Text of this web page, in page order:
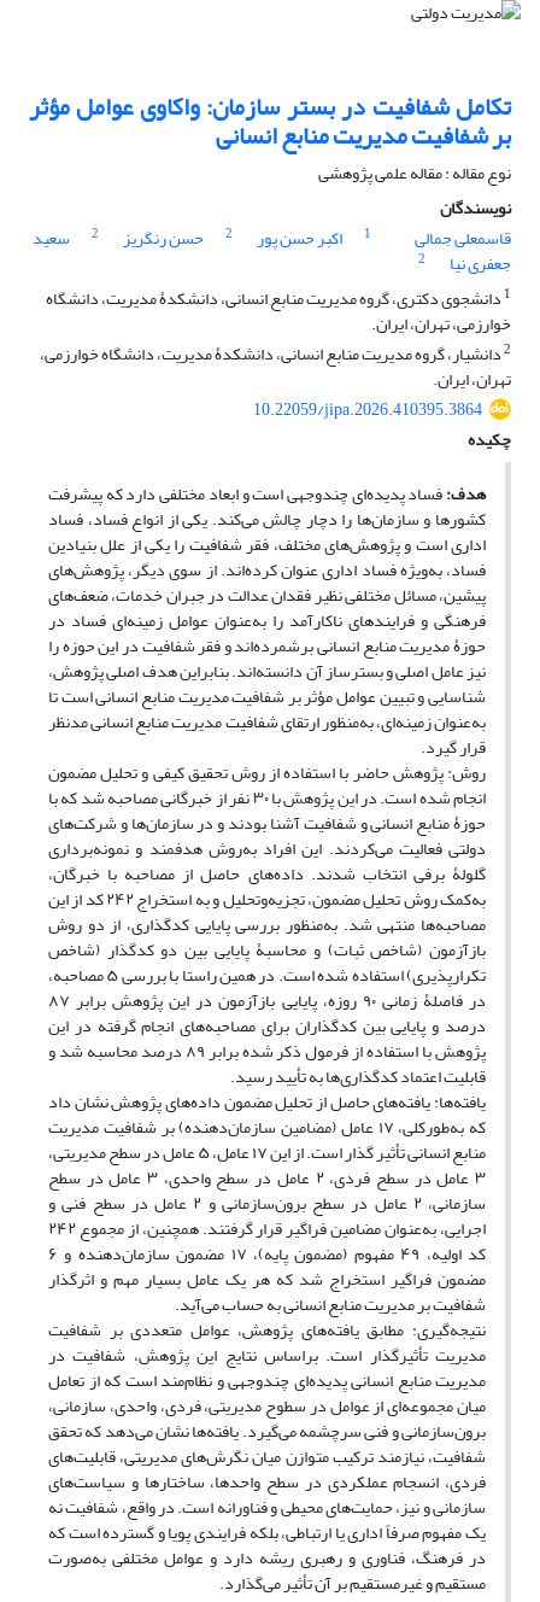
تکامل شفافیت در بستر سازمان: واکاوی عوامل مؤثر
بر شفافیت مدیریت منابع انسانی
نوع مقاله : مقاله علمی پژوهشی
نویسندگان
قاسمعلی جمالی
1 اکبر حسن پور 2 حسن رنگریز 2 سعید
جعفری نیا
2
1 دانشجوی دکتری، گروه مدیریت منابع انسانی، دانشکدۀ مدیریت، دانشگاه
خوارزمی، تهران، ایران.
2دانشیار، گروه مدیریت منابع انسانی، دانشکدۀ مدیریت، دانشگاه خوارزمی،
تهران، ایران.
10.22059/jipa.2026.410395.3864
چکیده
هدف:فساد پدیده‌ای چندوجهی است و ابعاد مختلفی دارد که پیشرفت
کشورها و سازمان‌ها را دچار چالش می‌کند. یکی از انواع فساد، فساد
اداری است و پژوهش‌های مختلف، فقر شفافیت را یکی از علل بنیادین
فساد، به‌ویژه فساد اداری عنوان کرده‌اند. از سوی دیگر، پژوهش‌های
پیشین، مسائل مختلفی نظیر فقدان عدالت در جبران خدمات، ضعف‌های
فرهنگی و فرایندهای ناکارآمد را به‌عنوان عوامل زمینه‌ای فساد در
حوزۀ مدیریت منابع انسانی برشمرده‌اند و فقر شفافیت در این حوزه را
نیز عامل اصلی و بسترساز آن دانسته‌اند. بنابراین هدف اصلی پژوهش،
شناسایی و تبیین عوامل مؤثر بر شفافیت مدیریت منابع انسانی است تا
به‌عنوان زمینه‌ای، به‌منظور ارتقای شفافیت مدیریت منابع انسانی مدنظر
قرار گیرد.
روش: پژوهش حاضر با استفاده از روش تحقیق کیفی و تحلیل مضمون
انجام شده است. در این پژوهش با ۳۰ نفر از خبرگانی مصاحبه شد که با
حوزۀ منابع انسانی و شفافیت آشنا بودند و در سازمان‌ها و شرکت‌های
دولتی فعالیت می‌کردند. این افراد به‌روش هدفمند و نمونه‌برداری
گلولۀ برفی انتخاب شدند. داده‌های حاصل از مصاحبه با خبرگان،
به‌کمک روش تحلیل مضمون، تجزیه‌وتحلیل و به استخراج ۲۴۲ کد از این
مصاحبه‌ها منتهی شد. به‌منظور بررسی پایایی کدگذاری، از دو روش
بازآزمون (شاخص ثبات) و محاسبۀ پایایی بین دو کدگذار (شاخص
تکرارپذیری) استفاده شده است. در همین راستا با بررسی ۵ مصاحبه،
در فاصلۀ زمانی ۹۰ روزه، پایایی بازآزمون در این پژوهش برابر ۸۷
درصد و پایایی بین کدگذاران برای مصاحبه‌های انجام گرفته در این
پژوهش با استفاده از فرمول ذکر شده برابر ۸۹ درصد محاسبه شد و
قابلیت اعتماد کدگذاری‌ها به تأیید رسید.
یافته‌ها: یافته‌های حاصل از تحلیل مضمون داده‌های پژوهش نشان داد
که به‌طورکلی، ۱۷ عامل (مضامین سازمان‌دهنده) بر شفافیت مدیریت
منابع انسانی تأثیر گذار است. از این ۱۷ عامل، ۵ عامل در سطح مدیریتی،
۳ عامل در سطح فردی، ۲ عامل در سطح واحدی، ۳ عامل در سطح
سازمانی، ۲ عامل در سطح برون‌سازمانی و ۲ عامل در سطح فنی و
اجرایی، به‌عنوان مضامین فراگیر قرار گرفتند. همچنین، از مجموع ۲۴۲
کد اولیه، ۴۹ مفهوم (مضمون پایه)، ۱۷ مضمون سازمان‌دهنده و ۶
مضمون فراگیر استخراج شد که هر یک عامل بسیار مهم و اثرگذار
شفافیت بر مدیریت منابع انسانی به حساب می‌آید.
نتیجه‌گیری: مطابق یافته‌های پژوهش، عوامل متعددی بر شفافیت
مدیریت تأثیرگذار است. براساس نتایج این پژوهش، شفافیت در
مدیریت منابع انسانی پدیده‌ای چندوجهی و نظام‌مند است که از تعامل
میان مجموعه‌ای از عوامل در سطوح مدیریتی، فردی، واحدی، سازمانی،
برون‌سازمانی و فنی سرچشمه می‌گیرد. یافته‌ها نشان می‌دهد که تحقق
شفافیت، نیازمند ترکیب متوازن میان نگرش‌های مدیریتی، قابلیت‌های
فردی، انسجام عملکردی در سطح واحدها، ساختارها و سیاست‌های
سازمانی و نیز، حمایت‌های محیطی و فناورانه است. در واقع، شفافیت نه
یک مفهوم صرفاً اداری یا ارتباطی، بلکه فرایندی پویا و گسترده است که
در فرهنگ، فناوری و رهبری ریشه دارد و عوامل مختلفی به‌صورت
مستقیم و غیرمستقیم بر آن تأثیر می‌گذارد.